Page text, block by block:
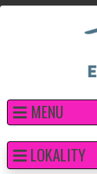
MENU
LOKALITY